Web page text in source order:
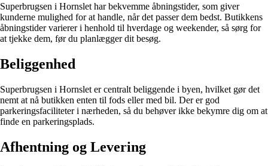
Superbrugsen i Hornslet har bekvemme åbningstider, som giver
kunderne mulighed for at handle, når det passer dem bedst. Butikkens
åbningstider varierer i henhold til hverdage og weekender, så sørg for
at tjekke dem, før du planlægger dit besøg.
Beliggenhed
Superbrugsen i Hornslet er centralt beliggende i byen, hvilket gør det
nemt at nå butikken enten til fods eller med bil. Der er god
parkeringsfaciliteter i nærheden, så du behøver ikke bekymre dig om at
finde en parkeringsplads.
Afhentning og Levering